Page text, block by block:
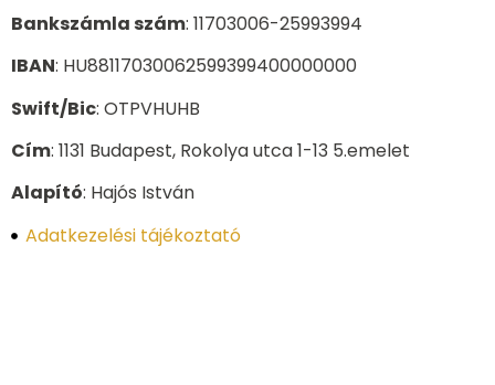
Bankszámla szám: 11703006-25993994
IBAN: HU88117030062599399400000000
Swift/Bic: OTPVHUHB
Cím: 1131 Budapest, Rokolya utca 1-13 5.emelet
Alapító: Hajós István
Adatkezelési tájékoztató